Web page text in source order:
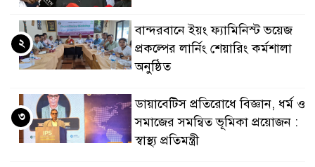
বান্দরবানে ইয়ং ফ্যামিনিস্ট ভয়েজ
প্রকল্পের লার্নিং শেয়ারিং কর্মশালা
অনুষ্ঠিত
২
ডায়াবেটিস প্রতিরোধে বিজ্ঞান, ধর্ম ও
সমাজের সমন্বিত ভূমিকা প্রয়োজন :
স্বাস্থ্য প্রতিমন্ত্রী
৩